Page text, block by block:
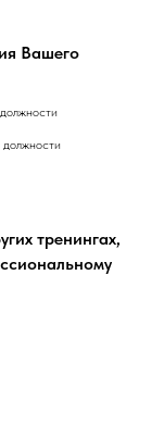
Вашего
должности
тренингах,